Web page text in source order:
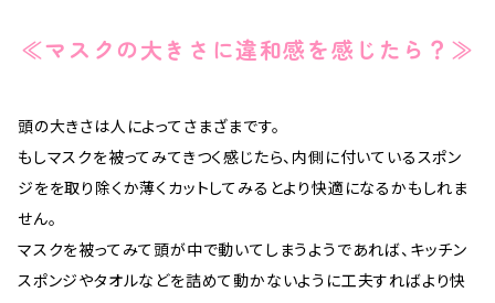
≪マスクの大きさに違和感を感じたら？≫
頭の大きさは人によってさまざまです。
もしマスクを被ってみてきつく感じたら、内側に付いているスポン
ジをを取り除くか薄くカットしてみるとより快適になるかもしれま
せん。
マスクを被ってみて頭が中で動いてしまうようであれば、キッチン
スポンジやタオルなどを詰めて動かないように工夫すればより快